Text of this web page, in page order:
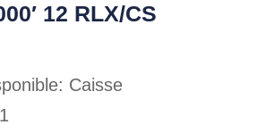
12 RLX/CS
Caisse